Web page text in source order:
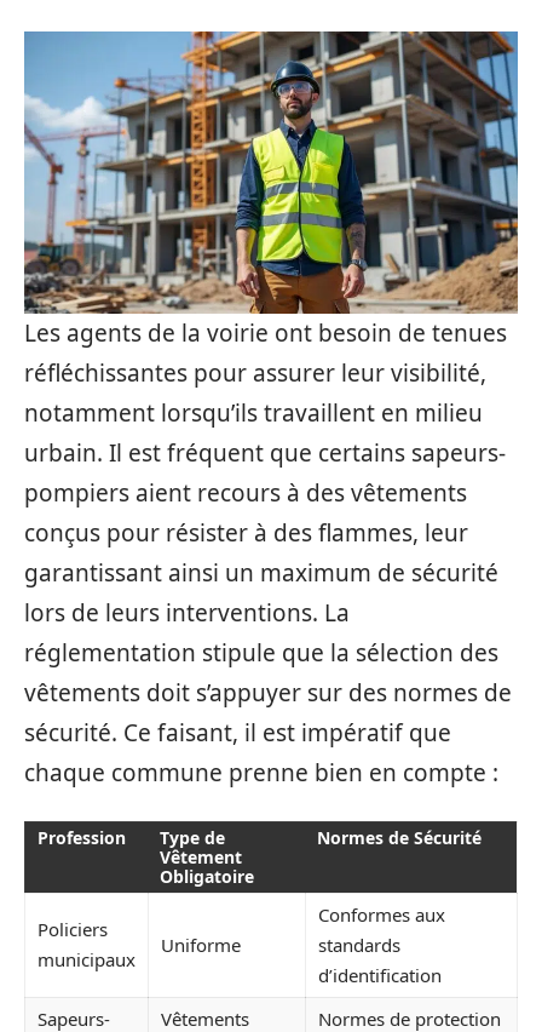
Les agents de la voirie ont besoin de tenues
réfléchissantes pour assurer leur visibilité,
notamment lorsqu’ils travaillent en milieu
urbain. Il est fréquent que certains sapeurs-
pompiers aient recours à des vêtements
conçus pour résister à des flammes, leur
garantissant ainsi un maximum de sécurité
lors de leurs interventions. La
réglementation stipule que la sélection des
vêtements doit s’appuyer sur des normes de
sécurité. Ce faisant, il est impératif que
chaque commune prenne bien en compte :
Profession
Type de
Vêtement
Obligatoire
Normes de Sécurité
Policiers
municipaux
Uniforme
Conformes aux
standards
d’identification
Sapeurs-
Vêtements
Normes de protection